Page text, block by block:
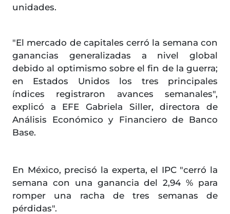
unidades.
"El mercado de capitales cerró la semana con
ganancias generalizadas a nivel global
debido al optimismo sobre el fin de la guerra;
en Estados Unidos los tres principales
índices registraron avances semanales",
explicó a EFE Gabriela Siller, directora de
Análisis Económico y Financiero de Banco
Base.
En México, precisó la experta, el IPC "cerró la
semana con una ganancia del 2,94 % para
romper una racha de tres semanas de
pérdidas".